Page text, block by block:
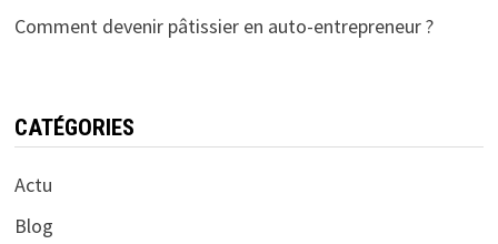
Comment devenir pâtissier en auto-entrepreneur ?
CATÉGORIES
Actu
Blog